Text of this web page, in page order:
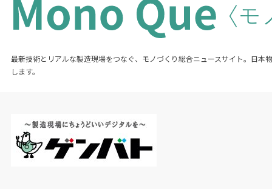
最新技術とリアルな製造現場をつなぐ、モノづくり総合ニュースサイト。日本
します。